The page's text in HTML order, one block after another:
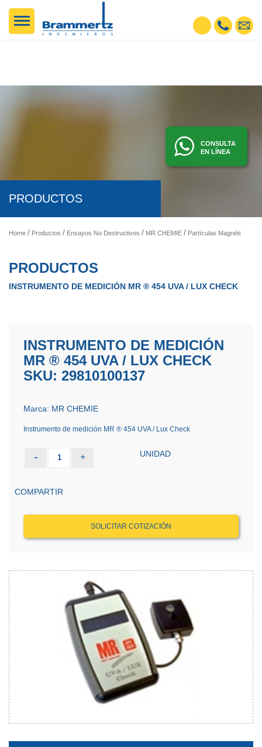
CONSULTA
EN LÍNEA
PRODUCTOS
Home Productos Ensayos No Destructivos MR CHEMIE Partículas Magnéticas
PRODUCTOS
INSTRUMENTO DE MEDICIÓN MR ® 454 UVA / LUX CHECK
INSTRUMENTO DE MEDICIÓN
MR ® 454 UVA / LUX CHECK
SKU: 29810100137
Marca: MR CHEMIE
Instrumento de medición MR ® 454 UVA / Lux Check
- 1 + UNIDAD
COMPARTIR
SOLICITAR COTIZACIÓN